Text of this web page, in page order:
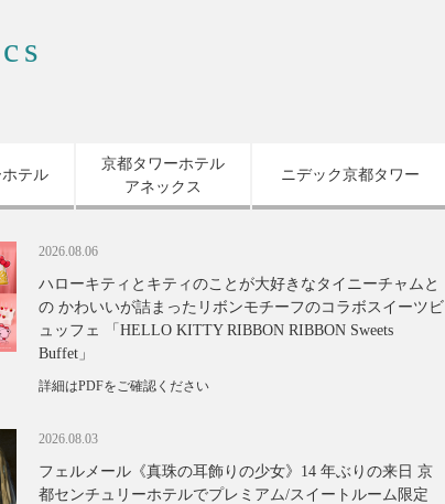
テル
京都タワーホテル
アネックス
ニデック京都タワー
2026.08.06
ハローキティとキティのことが大好きなタイニーチャムと
の かわいいが詰まったリボンモチーフのコラボスイーツビ
ュッフェ 「HELLO KITTY RIBBON RIBBON Sweets
Buffet」
詳細はPDFをご確認ください
2026.08.03
フェルメール《真珠の耳飾りの少女》14 年ぶりの来日 京
都センチュリーホテルでプレミアム/スイートルーム限定